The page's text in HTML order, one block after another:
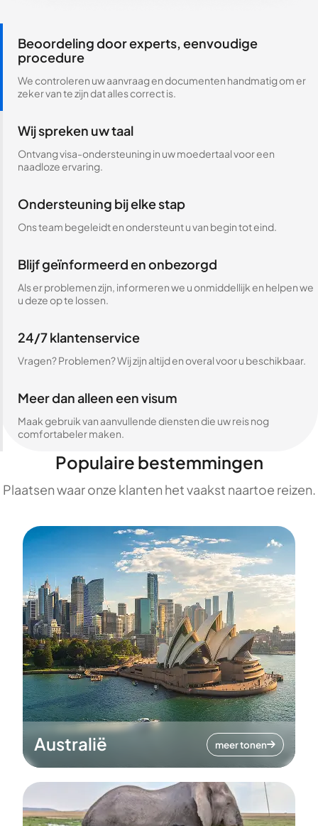
Beoordeling door experts, eenvoudige
procedure
We controleren uw aanvraag en documenten handmatig om er
zeker van te zijn dat alles correct is.
Wij spreken uw taal
Ontvang visa-ondersteuning in uw moedertaal voor een
naadloze ervaring.
Ondersteuning bij elke stap
Ons team begeleidt en ondersteunt u van begin tot eind.
Blijf geïnformeerd en onbezorgd
Als er problemen zijn, informeren we u onmiddellijk en helpen we
u deze op te lossen.
24/7 klantenservice
Vragen? Problemen? Wij zijn altijd en overal voor u beschikbaar.
Meer dan alleen een visum
Maak gebruik van aanvullende diensten die uw reis nog
comfortabeler maken.
Populaire bestemmingen
Plaatsen waar onze klanten het vaakst naartoe reizen.
Australië meer tonen